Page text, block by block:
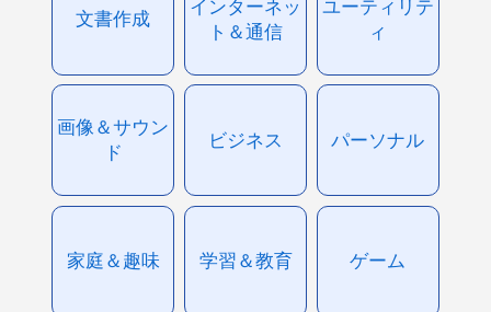
文書作成
インターネッ
ト＆通信
ユーティリテ
ィ
画像＆サウン
ド
ビジネス パーソナル
家庭＆趣味 学習＆教育 ゲーム